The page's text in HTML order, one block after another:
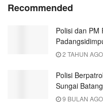
Recommended
Polisi dan PM
2 TAHUN AGO
Polisi
Sungai
9 BULAN AGO